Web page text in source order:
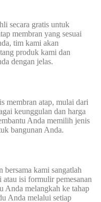
secara gratis untuk
membran yang sesuai
tim kami akan
produk kami dan
dengan jelas.
membran atap, mulai dari
keunggulan dan harga
Anda memilih jenis
bangunan Anda.
bersama kami sangatlah
isi formulir pemesanan
Anda melangkah ke tahap
Anda melalui setiap